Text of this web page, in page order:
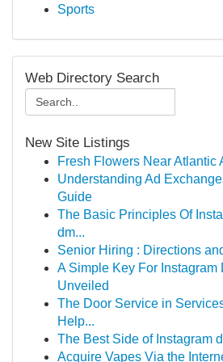
Sports
Web Directory Search
New Site Listings
Fresh Flowers Near Atlantic
Understanding Ad
Guide
The Basic Principles Of
dm...
Senior Hiring : Directions
A Simple Key For Instagram
Unveiled
The Door Service in
Help...
The Best Side of Instagram
Acquire Vapes Via the